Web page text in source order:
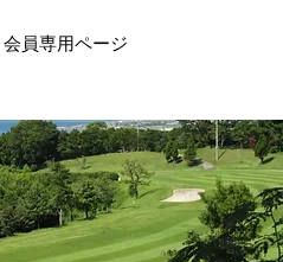
会員専用ページ